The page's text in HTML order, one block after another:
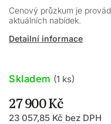
Cenový průzkum je
aktuálních nabídek.
Detailní informace
27 900 Kč
23 057,85 Kč bez DPH
Skladem (1 ks)